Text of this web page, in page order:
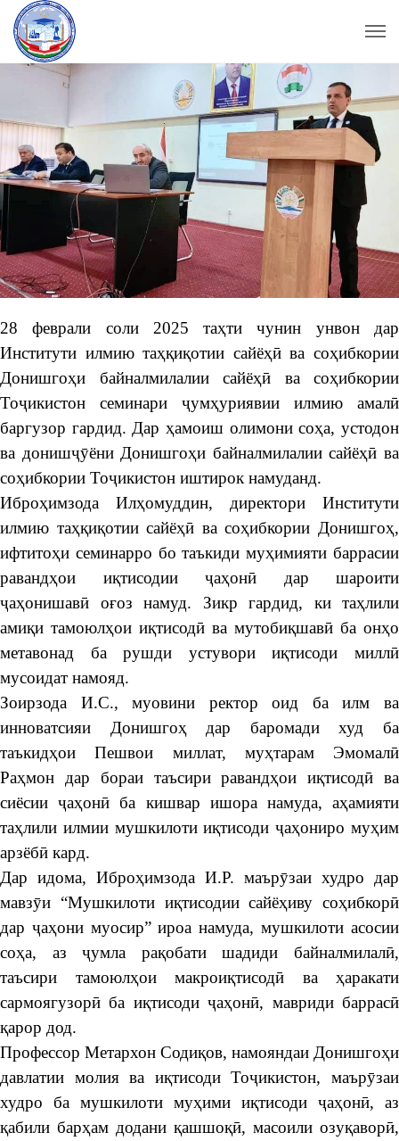
28 феврали соли 2025 таҳти чунин унвон дар
Институти илмию таҳқиқотии сайёҳӣ ва соҳибкории
Донишгоҳи байналмилалии сайёҳӣ ва соҳибкории
Тоҷикистон семинари ҷумҳуриявии илмию амалӣ
баргузор гардид. Дар ҳамоиш олимони соҳа, устодон
ва донишҷӯёни Донишгоҳи байналмилалии сайёҳӣ ва
соҳибкории Тоҷикистон иштирок намуданд.
Иброҳимзода Илҳомуддин, директори Институти
илмию таҳқиқотии сайёҳӣ ва соҳибкории Донишгоҳ,
ифтитоҳи семинарро бо таъкиди муҳимияти баррасии
равандҳои иқтисодии ҷаҳонӣ дар шароити
ҷаҳонишавӣ оғоз намуд. Зикр гардид, ки таҳлили
амиқи тамоюлҳои иқтисодӣ ва мутобиқшавӣ ба онҳо
метавонад ба рушди устувори иқтисоди миллӣ
мусоидат намояд.
Зоирзода И.С., муовини ректор оид ба илм ва
инноватсияи Донишгоҳ дар баромади худ ба
таъкидҳои Пешвои миллат, муҳтарам Эмомалӣ
Раҳмон дар бораи таъсири равандҳои иқтисодӣ ва
сиёсии ҷаҳонӣ ба кишвар ишора намуда, аҳамияти
таҳлили илмии мушкилоти иқтисоди ҷаҳониро муҳим
арзёбӣ кард.
Дар идома, Иброҳимзода И.Р. маърӯзаи худро дар
мавзӯи “Мушкилоти иқтисодии сайёҳиву соҳибкорӣ
дар ҷаҳони муосир” ироа намуда, мушкилоти асосии
соҳа, аз ҷумла рақобати шадиди байналмилалӣ,
таъсири тамоюлҳои макроиқтисодӣ ва ҳаракати
сармоягузорӣ ба иқтисоди ҷаҳонӣ, мавриди баррасӣ
қарор дод.
Профессор Метархон Содиқов, намояндаи Донишгоҳи
давлатии молия ва иқтисоди Тоҷикистон, маърӯзаи
худро ба мушкилоти муҳими иқтисоди ҷаҳонӣ, аз
қабили барҳам додани қашшоқӣ, масоили озуқаворӣ,